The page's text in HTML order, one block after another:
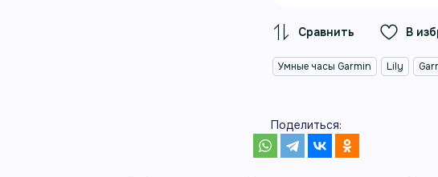
В
Умные часы Garmin Lily
Поделиться: